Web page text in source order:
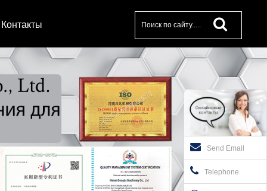
Контакты
Send Email
Telephone